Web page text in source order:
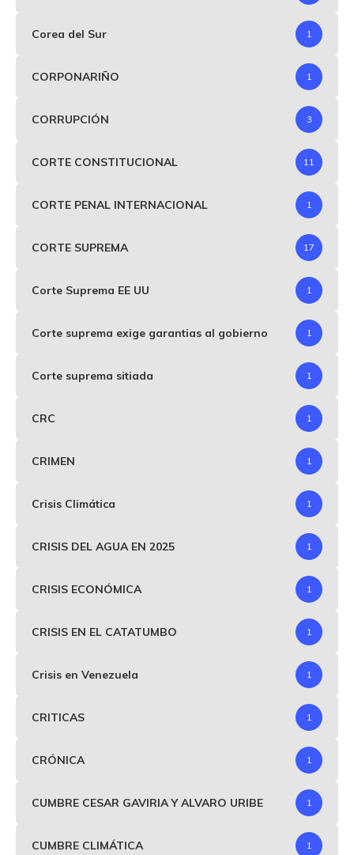
Corea del Sur 1
CORPONARIÑO 1
CORRUPCIÓN 3
CORTE CONSTITUCIONAL 11
CORTE PENAL INTERNACIONAL 1
CORTE SUPREMA 17
Corte Suprema EE UU 1
Corte suprema exige garantias al gobierno 1
Corte suprema sitiada 1
CRC 1
CRIMEN 1
Crisis Climática 1
CRISIS DEL AGUA EN 2025 1
CRISIS ECONÓMICA 1
CRISIS EN EL CATATUMBO 1
Crisis en Venezuela 1
CRITICAS 1
CRÓNICA 1
CUMBRE CESAR GAVIRIA Y ALVARO URIBE 1
CUMBRE CLIMÁTICA 1